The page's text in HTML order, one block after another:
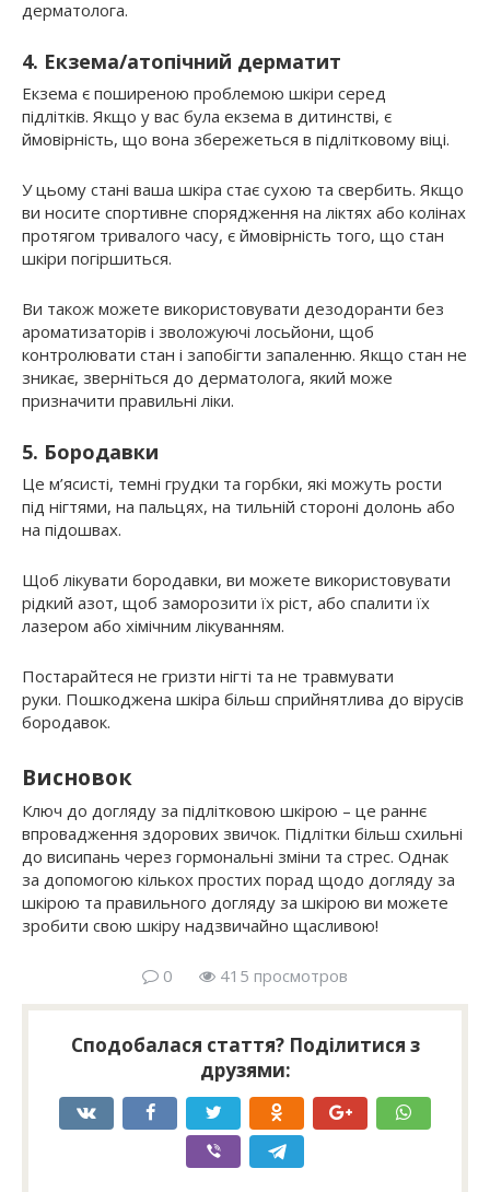
дерматолога.
4. Екзема/атопічний дерматит
Екзема є поширеною проблемою шкіри серед
підлітків. Якщо у вас була екзема в дитинстві, є
ймовірність, що вона збережеться в підлітковому віці.
У цьому стані ваша шкіра стає сухою та свербить. Якщо
ви носите спортивне спорядження на ліктях або колінах
протягом тривалого часу, є ймовірність того, що стан
шкіри погіршиться.
Ви також можете використовувати дезодоранти без
ароматизаторів і зволожуючі лосьйони, щоб
контролювати стан і запобігти запаленню. Якщо стан не
зникає, зверніться до дерматолога, який може
призначити правильні ліки.
5. Бородавки
Це м’ясисті, темні грудки та горбки, які можуть рости
під нігтями, на пальцях, на тильній стороні долонь або
на підошвах.
Щоб лікувати бородавки, ви можете використовувати
рідкий азот, щоб заморозити їх ріст, або спалити їх
лазером або хімічним лікуванням.
Постарайтеся не гризти нігті та не травмувати
руки. Пошкоджена шкіра більш сприйнятлива до вірусів
бородавок.
Висновок
Ключ до догляду за підлітковою шкірою – це раннє
впровадження здорових звичок. Підлітки більш схильні
до висипань через гормональні зміни та стрес. Однак
за допомогою кількох простих порад щодо догляду за
шкірою та правильного догляду за шкірою ви можете
зробити свою шкіру надзвичайно щасливою!
0 415 просмотров
Сподобалася стаття? Поділитися з
друзями: